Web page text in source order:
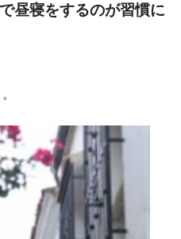
昼寝をするのが習慣に